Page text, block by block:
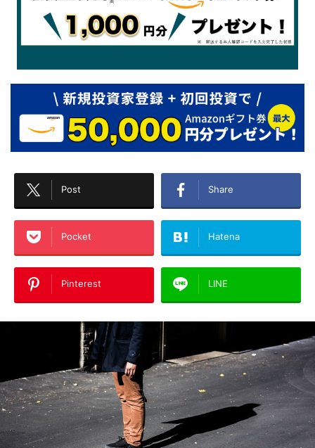
Post Share
Pocket Hatena
Pinterest LINE